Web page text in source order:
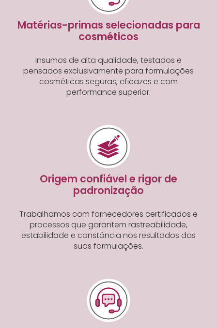
Matérias-primas selecionadas para
cosméticos
Insumos de alta qualidade, testados e
pensados exclusivamente para formulações
cosméticas seguras, eficazes e com
performance superior.
Origem confiável e rigor de
padronização
Trabalhamos com fornecedores certificados e
processos que garantem rastreabilidade,
estabilidade e constância nos resultados das
suas formulações.